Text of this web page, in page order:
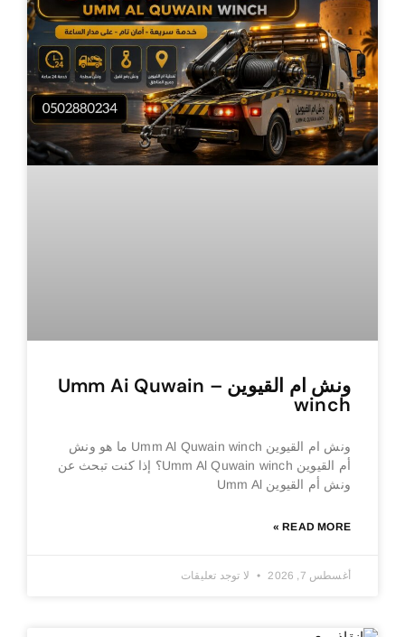
ونش ام القيوين – Umm Ai Quwain
winch
ونش ام القيوين Umm Al Quwain winch ما هو ونش
أم القيوين Umm Al Quwain winch؟ إذا كنت تبحث عن
ونش أم القيوين Umm Al
READ MORE »
أغسطس 7, 2026 لا توجد تعليقات